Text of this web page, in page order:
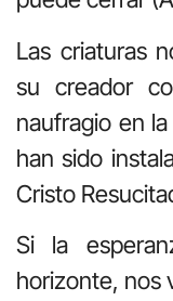
Las criaturas
su creador
naufragio en
han sido
Cristo
Si la
horizonte, nos